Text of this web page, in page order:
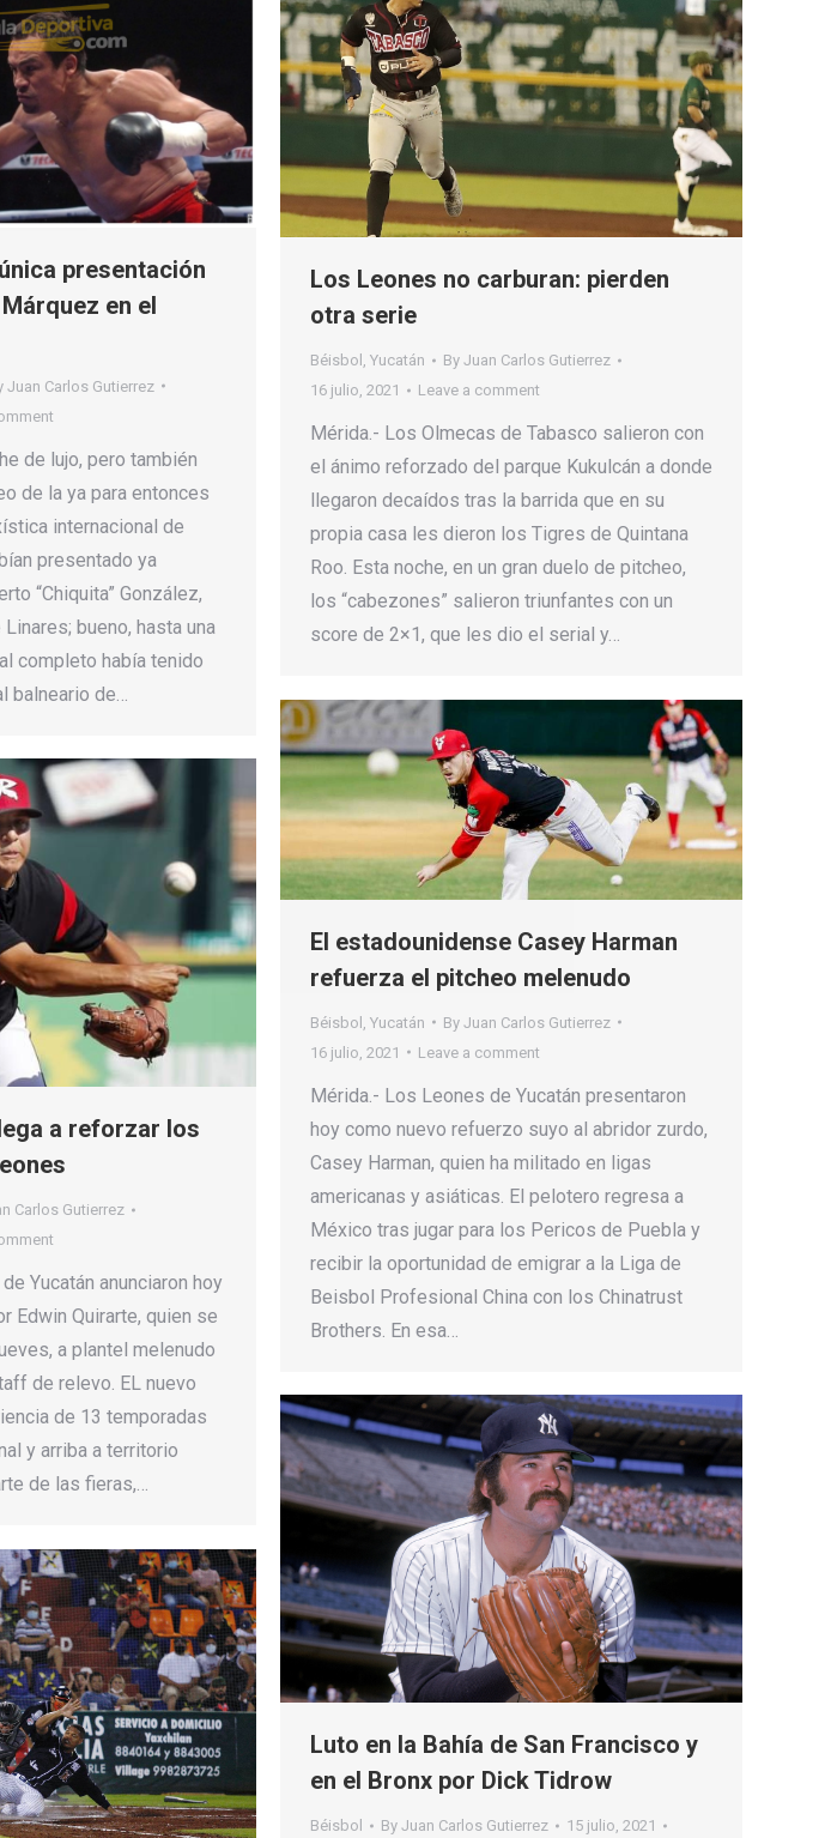
presentación
en el
Juan Carlos Gutierrez
de lujo, pero también
de la ya para entonces
internacional de
presentado ya
“Chiquita” González,
bueno, hasta una
completo había tenido
balneario de…
Los Leones no carburan: pierden
otra serie
Béisbol , Yucatán By Juan Carlos Gutierrez
16 julio, 2021
Leave a comment
Mérida.- Los Olmecas de Tabasco salieron con
el ánimo reforzado del parque Kukulcán a donde
llegaron decaídos tras la barrida que en su
propia casa les dieron los Tigres de Quintana
Roo. Esta noche, en un gran duelo de pitcheo,
los “cabezones” salieron triunfantes con un
score de 2×1, que les dio el serial y…
El estadounidense Casey Harman
refuerza el pitcheo melenudo
Béisbol Yucatán By Juan Carlos Gutierrez
16 julio, 2021
Leave a comment
Mérida.- Los Leones de Yucatán presentaron
hoy como nuevo refuerzo suyo al abridor zurdo,
Casey Harman, quien ha militado en ligas
americanas y asiáticas. El pelotero regresa a
México tras jugar para los Pericos de Puebla y
recibir la oportunidad de emigrar a la Liga de
Beisbol Profesional China con los Chinatrust
Brothers. En esa…
a reforzar los
Carlos Gutierrez
Yucatán anunciaron hoy
Edwin Quirarte, quien se
a plantel melenudo
de relevo. EL nuevo
de 13 temporadas
y arriba a territorio
de las fieras,…
Luto en la Bahía de San Francisco y
en el Bronx por Dick Tidrow
Béisbol By Juan Carlos Gutierrez
15 julio, 2021